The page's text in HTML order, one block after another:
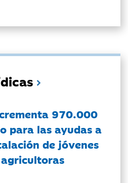
970.000
para las ayudas a
de jóvenes